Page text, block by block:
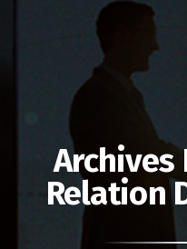
Archives
Relation